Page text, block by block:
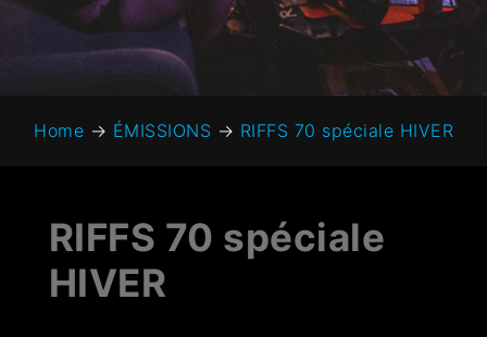
Home → ÉMISSIONS → RIFFS 70 spéciale HIVER
RIFFS 70 spéciale
HIVER